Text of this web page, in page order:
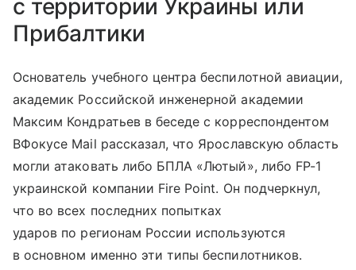
с территории Украины или
Прибалтики
Основатель учебного центра беспилотной авиации,
академик Российской инженерной академии
Максим Кондратьев в беседе с корреспондентом
ВФокусе Mail рассказал, что Ярославскую область
могли атаковать либо БПЛА «Лютый», либо FP-1
украинской компании Fire Point. Он подчеркнул,
что во всех последних попытках
ударов по регионам России используются
в основном именно эти типы беспилотников.